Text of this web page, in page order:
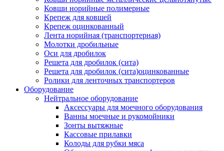
Ковши норийные полимерные
Крепеж для ковшей
Крепеж оцинкованный
Лента норийная (транспортерная)
Молотки дробильные
Оси для дробилок
Решета для дробилок (сита)
Решета для дробилок (сита)оцинкованные
Ролики для ленточных транспортеров
Оборудование
Нейтральное оборудование
Аксессуары для моечного оборудования
Ванны моечные и рукомойники
Зонты вытяжные
Кассовые прилавки
Колоды для рубки мяса